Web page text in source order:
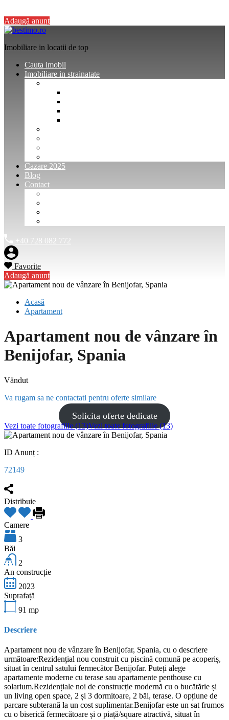
Adaugă anunț
Imobiliare in locatii de top
Cauta imobil
Imobiliare in strainatate
Cazare 2025
Blog
Contact
+40 728 082 772
Favorite
Adaugă anunț
Acasă
Apartament
Apartament nou de vânzare în
Benijofar, Spania
Văndut
Va rugam sa ne contactati pentru oferte similare
Solicita oferte dedicate
Vezi toate fotografiile (13)Vezi toate fotografiile (13)
ID Anunț :
72149
Distribuie
Camere
3
Băi
2
An construcție
2023
Suprafață
91 mp
Descriere
Apartament nou de vânzare în Benijofar, Spania, cu o descriere
următoare:Rezidențial nou construit cu piscină comună pe acoperiș,
situat în centrul satului fermecător Benijofar. Puteți alege
apartamente moderne cu terase sau apartamente penthouse cu
solarium.Rezidențiale noi de construcție modernă cu o bucătărie și
un living open space, 2 și 3 dormitoare, 2 băi, terase. O opțiune de
parcare subterană la un cost suplimentar.Benijofar este un sat frumos
cu o biserică fermecătoare și o piață/square atractivă, situat în